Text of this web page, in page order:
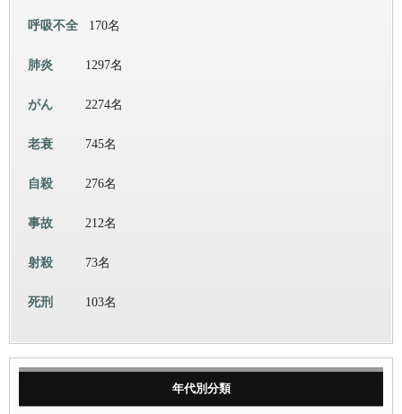
呼吸不全 170名
肺炎 1297名
がん 2274名
老衰 745名
自殺 276名
事故 212名
射殺 73名
死刑 103名
年代別分類